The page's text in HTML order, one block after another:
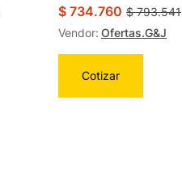
$ 734.760 $793.541
Vendor: Ofertas.G&J
Cotizar